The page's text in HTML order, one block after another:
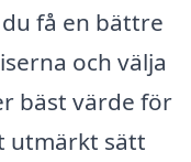
få en bättre
och välja
bäst värde för
utmärkt sätt